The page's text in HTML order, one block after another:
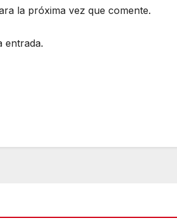
la próxima vez que comente.
entrada.